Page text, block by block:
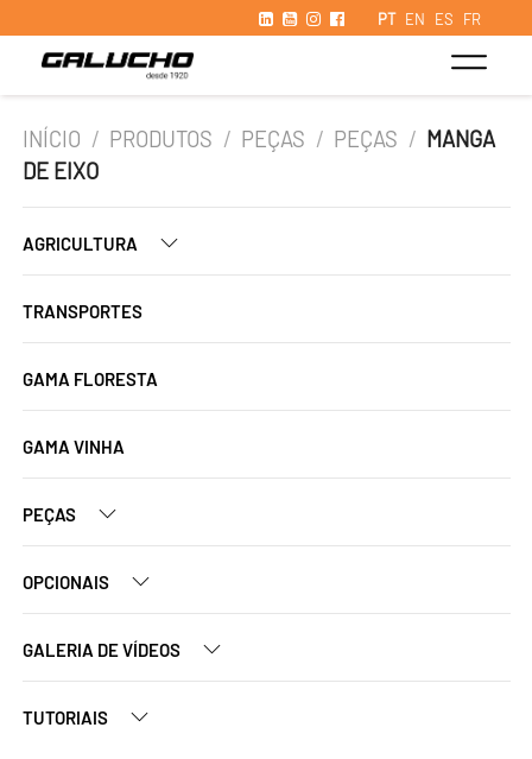
PT EN ES FR
INÍCIO / PRODUTOS / PEÇAS / PEÇAS / MANGA
DE EIXO
AGRICULTURA
TRANSPORTES
GAMA FLORESTA
GAMA VINHA
PEÇAS
OPCIONAIS
GALERIA DE VÍDEOS
TUTORIAIS